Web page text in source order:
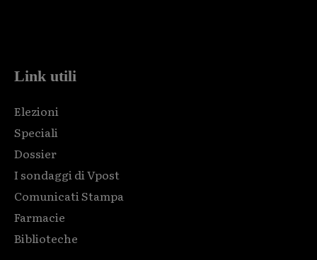
Link utili
Elezioni
Speciali
Dossier
I sondaggi di Vpost
Comunicati Stampa
Farmacie
Biblioteche